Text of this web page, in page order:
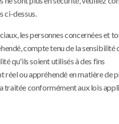
ci-dessus.
les personnes concernées et
compte tenu de la sensibilité
qu'ils soient utilisés à des fins
réel ou appréhendé en matière de
traitée conformément aux lois